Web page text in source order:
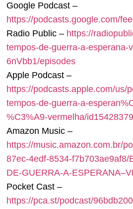
Google Podcast –
https://podcasts.google.com/
Radio Public – https://
tempos-de-guerra-a-esperana-
6nVbb1/episodes
Apple Podcast –
https://podcasts.apple.com/us/
tempos-de-guerra-a-
%C3%A9-vermelha/
Amazon Music –
https://music.amazon.com.br/
87ec-4edf-8534-f7b703ae9af8/
DE-GUERRA-A-
Pocket Cast –
https://pca.st/podcast/